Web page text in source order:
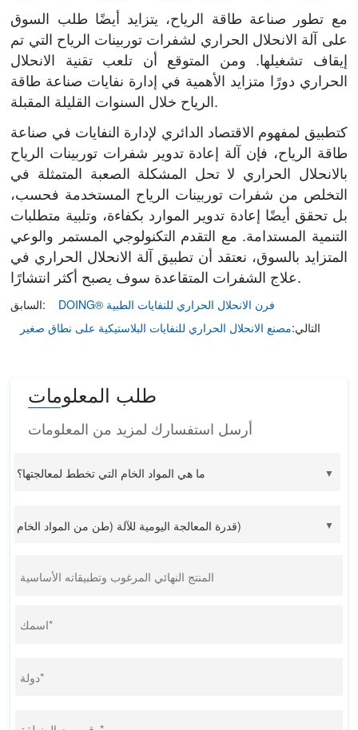
مع تطور صناعة طاقة الرياح، يتزايد أيضًا طلب السوق
على آلة الانحلال الحراري لشفرات توربينات الرياح التي تم
إيقاف تشغيلها. ومن المتوقع أن تلعب تقنية الانحلال
الحراري دورًا متزايد الأهمية في إدارة نفايات صناعة طاقة
الرياح خلال السنوات القليلة المقبلة.
كتطبيق لمفهوم الاقتصاد الدائري لإدارة النفايات في صناعة
طاقة الرياح، فإن آلة إعادة تدوير شفرات توربينات الرياح
بالانحلال الحراري لا تحل المشكلة الصعبة المتمثلة في
التخلص من شفرات توربينات الرياح المستخدمة فحسب،
بل تحقق أيضًا إعادة تدوير الموارد بكفاءة، وتلبية متطلبات
التنمية المستدامة. مع التقدم التكنولوجي المستمر والوعي
المتزايد بالسوق، نعتقد أن تطبيق آلة الانحلال الحراري في
علاج الشفرات المتقاعدة سوف يصبح أكثر انتشارًا.
السابق:
التالي:
طلب المعلومات
أرسل استفسارك لمزيد من المعلومات